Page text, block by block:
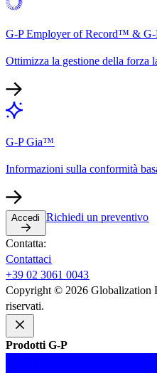
G-P Employer of Record™ & G-
Ottimizza la gestione della forza
G-P Gia™​​
Informazioni sulla conformità
Accedi​​ Richiedi un preventivo​​
Contatta:​​
Contattaci​​
+39 02 3061 0043​​
Copyright © 2026 Globalization
riservati.​​
Prodotti G-P​​